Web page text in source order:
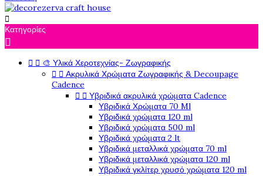

Κατηγορίες

  🎨 Υλικά Χεροτεχνίας- Ζωγραφικής
  Ακρυλικά Χρώματα Ζωγραφικής & Decoupage
Cadence
  Υβριδικά ακρυλικά χρώματα Cadence
Υβριδικά Χρώματα 70 Ml
Υβριδικά χρώματα 120 ml
Υβριδικά χρώματα 500 ml
Υβριδικά χρώματα 2 lt
Υβριδικά μεταλλικά χρώματα 70 ml
Υβριδικά μεταλλικά χρώματα 120 ml
Υβριδικά γκλίτερ χρυσό χρώματα 120 ml